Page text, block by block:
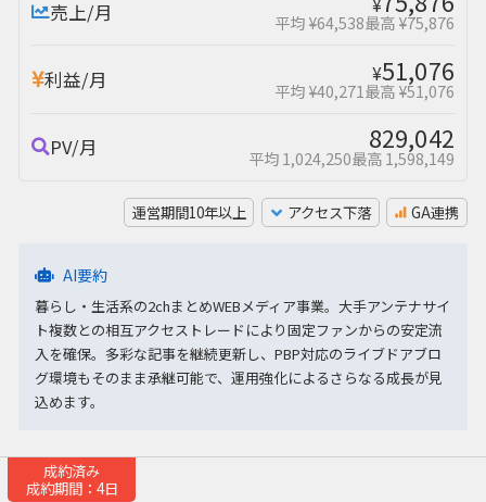
売上/月 ¥
平均 ¥64,538最高 ¥75,876
利益/月 ¥51,076
平均 ¥40,271最高 ¥51,076
PV/月 829,042
平均 1,024,250最高 1,598,149
運営期間10年以上 アクセス下落 GA連携
AI要約
暮らし・生活系の2chまとめWEBメディア事業。大手アンテナサイ
ト複数との相互アクセストレードにより固定ファンからの安定流
入を確保。多彩な記事を継続更新し、PBP対応のライブドアブロ
グ環境もそのまま承継可能で、運用強化によるさらなる成長が見
込めます。
成約済み
成約期間：4日